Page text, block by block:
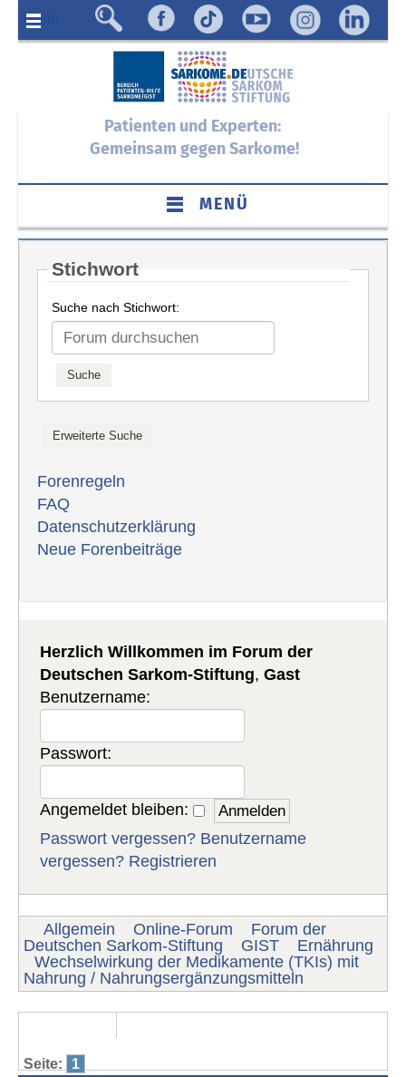
Menü
Patienten und Experten:
Gemeinsam gegen Sarkome!
MENÜ
Stichwort
Suche nach Stichwort:
Forenregeln
FAQ
Datenschutzerklärung
Neue Forenbeiträge
Herzlich Willkommen im Forum der
Deutschen Sarkom-Stiftung,Gast
Benutzername:
Passwort:
Angemeldet bleiben:
Passwort vergessen? Benutzername
vergessen? Registrieren
Allgemein Online-Forum
Forum der
Deutschen Sarkom-Stiftung
GIST
Ernährung
Wechselwirkung der Medikamente (TKIs) mit
Nahrung / Nahrungsergänzungsmitteln
Seite: 1